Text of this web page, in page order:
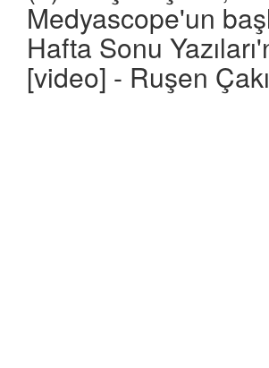
Medyascope'un
Hafta Sonu
[video] - Ruşen